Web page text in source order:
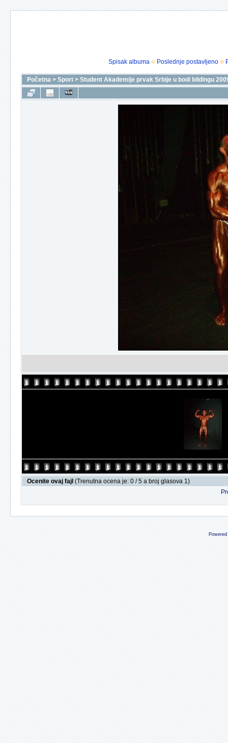
Spisak albuma Poslednje postavljeno
Početna > Sport > Student Akademije prvak Srbije u bodi bildingu
Ocenite ovaj fajl (Trenutna ocena je: 0 / 5 a broj glasova 1)